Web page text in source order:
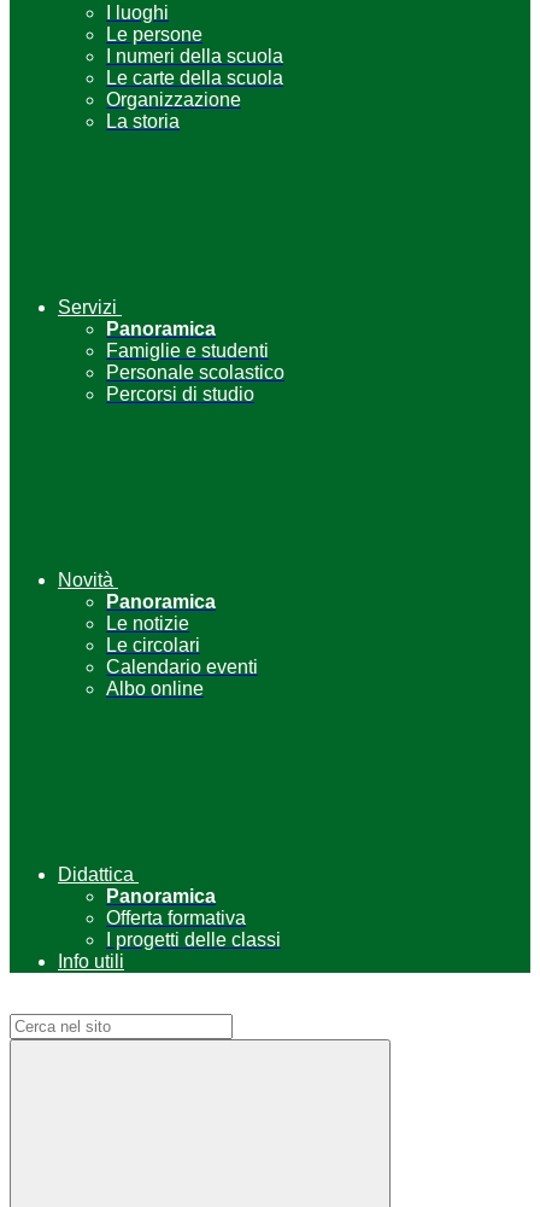
I luoghi
Le persone
I numeri della scuola
Le carte della scuola
Organizzazione
La storia
Servizi
Panoramica
Famiglie e studenti
Personale scolastico
Percorsi di studio
Novità
Panoramica
Le notizie
Le circolari
Calendario eventi
Albo online
Didattica
Panoramica
Offerta formativa
I progetti delle classi
Info utili